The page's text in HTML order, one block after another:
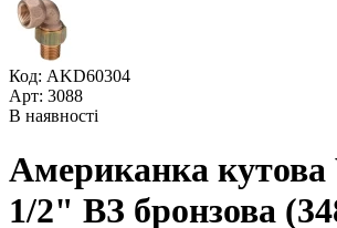
Код: AKD60304
Арт: 3088
В наявності
Американка
1/2" ВЗ бронзова